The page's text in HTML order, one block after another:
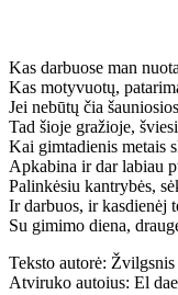
Kas darbuose man
Kas motyvuotų,
Jei nebūtų čia
Tad šioje gražioje,
Kai gimtadienis metais
Apkabina ir dar labiau
Palinkėsiu kantrybės,
Ir darbuos, ir kasdienėj
Su gimimo diena,
Teksto autorė:
Atviruko autoius: El